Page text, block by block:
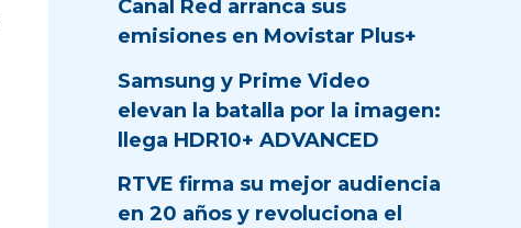
Canal Red arranca sus
emisiones en Movistar Plus+
Samsung y Prime Video
elevan la batalla por la imagen:
llega HDR10+ ADVANCED
RTVE firma su mejor audiencia
en 20 años y revoluciona el